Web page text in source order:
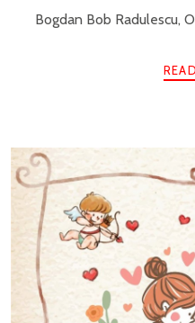
Bogdan Bob Radulescu,